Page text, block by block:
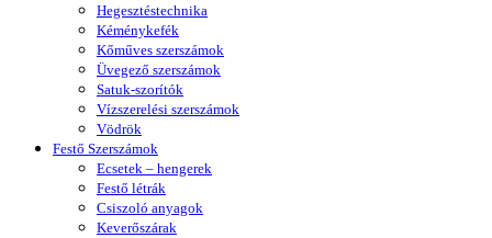
Hegesztéstechnika
Kéménykefék
Kőműves szerszámok
Üvegező szerszámok
Satuk-szorítók
Vízszerelési szerszámok
Vödrök
Festő Szerszámok
Ecsetek – hengerek
Festő létrák
Csiszoló anyagok
Keverőszárak